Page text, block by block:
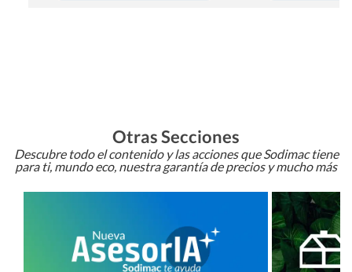
Otras Secciones
Descubre todo el contenido y las acciones que Sodimac tiene
para ti, mundo eco, nuestra garantía de precios y mucho más